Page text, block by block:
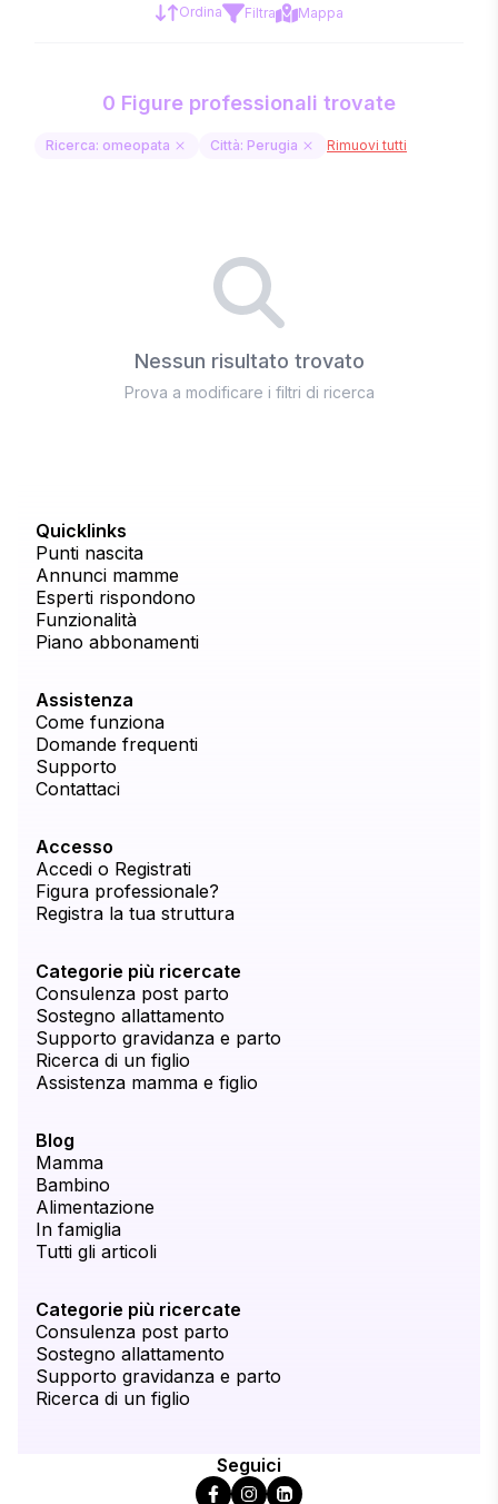
Ordina Filtra Mappa
0 Figure professionali trovate
Ricerca: omeopata Città: Perugia Rimuovi tutti
Nessun risultato trovato
Prova a modificare i filtri di ricerca
Quicklinks
Punti nascita
Annunci mamme
Esperti rispondono
Funzionalità
Piano abbonamenti
Assistenza
Come funziona
Domande frequenti
Supporto
Contattaci
Accesso
Accedi o Registrati
Figura professionale?
Registra la tua struttura
Categorie più ricercate
Consulenza post parto
Sostegno allattamento
Supporto gravidanza e parto
Ricerca di un figlio
Assistenza mamma e figlio
Blog
Mamma
Bambino
Alimentazione
In famiglia
Tutti gli articoli
Categorie più ricercate
Consulenza post parto
Sostegno allattamento
Supporto gravidanza e parto
Ricerca di un figlio
Seguici